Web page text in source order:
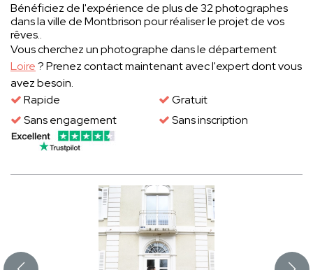
Bénéficiez de l'expérience de plus de 32 photographes
dans la ville de Montbrison pour réaliser le projet de vos
rêves..
Vous cherchez un photographe dans le département
Loire? Prenez contact maintenant avec l'expert dont vous
avez besoin.
Rapide
Gratuit
Sans engagement
Sans inscription